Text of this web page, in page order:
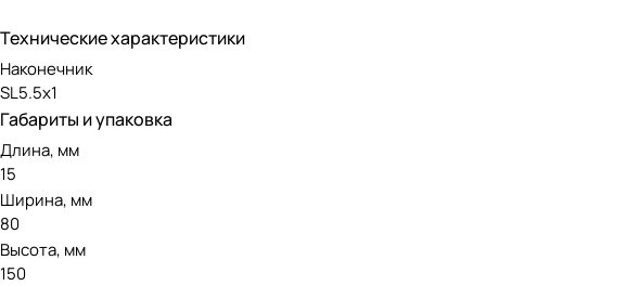
Технические характеристики
Наконечник
SL5.5х1
Габариты и упаковка
Длина, мм
15
Ширина, мм
80
Высота, мм
150